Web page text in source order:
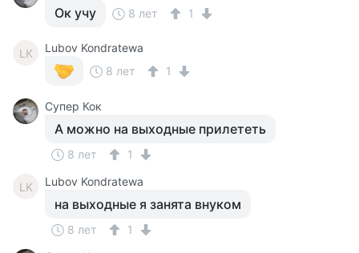
Ок учу 8 лет 1
LK
Lubov Kondratewa
8 лет
1
Супер Кок
А можно на выходные прилететь
8 лет 1
LK Lubov Kondratewa
на выходные я занята внуком
8 лет
1